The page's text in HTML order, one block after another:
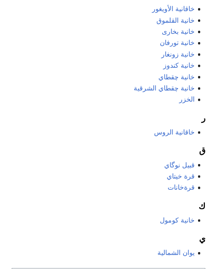
خاقانية الأويغور
خانية القلموق
خانية بخارى
خانية تورفان
خانية زونغار
خانية كندوز
خانية چقطاي
خانية چقطاي الشرقية
الخزر
ر
خاقانية الروس
ق
قبيل نوگاي
قرة خيتاي
قرةخانات
ك
خانية كومول
ي
يوان الشمالية